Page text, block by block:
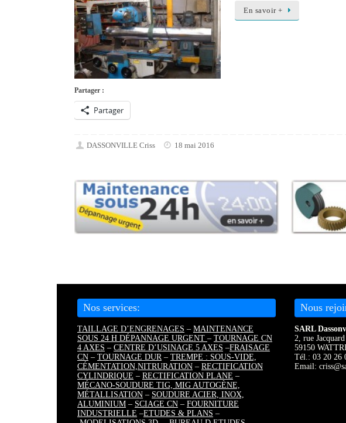
En savoir +
Partager :
Partager
DASSONVILLE Criss 18 mai 2016
Nos services:
TAILLAGE D’ENGRENAGES – MAINTENANCE
SOUS 24 H DÉPANNAGE URGENT – TOURNAGE CN
4 AXES – CENTRE D’USINAGE 5 AXES –FRAISAGE
CN – TOURNAGE DUR– TREMPE : SOUS-VIDE,
CÉMENTATION,NITRURATION – RECTIFICATION
CYLINDRIQUE – RECTIFICATION PLANE –
MÉCANO-SOUDURE TIG, MIG AUTOGÈNE,
MÉTALLISATION – SOUDURE ACIER, INOX,
ALUMINIUM – SCIAGE CN – FOURNITURE
INDUSTRIELLE –ETUDES & PLANS –
Nous
SARL
2, rue
59150
Tél.: 03 20 26
Email: